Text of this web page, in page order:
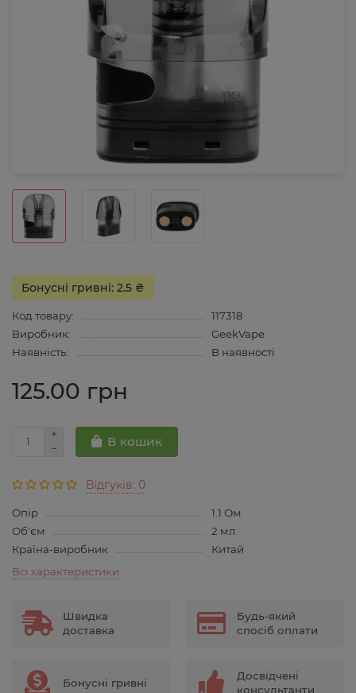
Бонусні гривні: 2.5 ₴
Код товару:
117318
Виробник:
GeekVape
Наявність:
В наявності
125.00 грн
В кошик
Відгуків: 0
Опір
1.1 Ом
Об'єм
2 мл
Країна-виробник
Китай
Всі характеристики
Швидка
доставка
Будь-який
спосіб оплати
Бонусні гривні
Досвідчені
консультанти